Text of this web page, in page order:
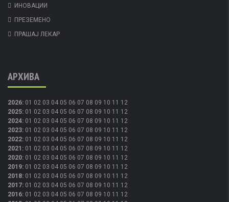
ИНОВАЦИИ
ПРЕЗЕМЕНО
ПРАШАЈ ЛЕКАР
АРХИВА
2026: 01 02 03 04 05 06 07 08 09 10 11 12
2025: 01 02 03 04 05 06 07 08 09 10 11 12
2024: 01 02 03 04 05 06 07 08 09 10 11 12
2023: 01 02 03 04 05 06 07 08 09 10 11 12
2022: 01 02 03 04 05 06 07 08 09 10 11 12
2021 : 01 02 03 04 05 06 07 08 09 10 11 12
2020: 01 02 03 04 05 06 07 08 09 10 11 12
2019: 01 02 03 04 05 06 07 08 09 10 11 12
2018: 01 02 03 04 05 06 07 08 09 10 11 12
2017: 01 02 03 04 05 06 07 08 09 10 11 12
2016: 01 02 03 04 05 06 07 08 09 10 11 12